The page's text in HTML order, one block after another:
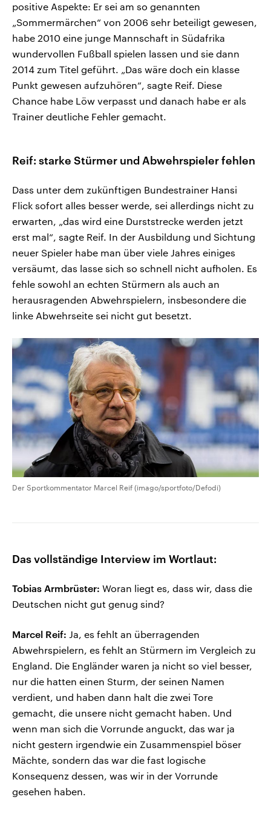
positive Aspekte: Er sei am so genannten
„Sommermärchen“ von 2006 sehr beteiligt gewesen,
habe 2010 eine junge Mannschaft in Südafrika
wundervollen Fußball spielen lassen und sie dann
2014 zum Titel geführt. „Das wäre doch ein klasse
Punkt gewesen aufzuhören“, sagte Reif. Diese
Chance habe Löw verpasst und danach habe er als
Trainer deutliche Fehler gemacht.
Reif: starke Stürmer und Abwehrspieler fehlen
Dass unter dem zukünftigen Bundestrainer Hansi
Flick sofort alles besser werde, sei allerdings nicht zu
erwarten, „das wird eine Durststrecke werden jetzt
erst mal“, sagte Reif. In der Ausbildung und Sichtung
neuer Spieler habe man über viele Jahres einiges
versäumt, das lasse sich so schnell nicht aufholen. Es
fehle sowohl an echten Stürmern als auch an
herausragenden Abwehrspielern, insbesondere die
linke Abwehrseite sei nicht gut besetzt.
Der Sportkommentator Marcel Reif (imago/sportfoto/Defodi)
Das vollständige Interview im Wortlaut:
Tobias Armbrüster: Woran liegt es, dass wir, dass die
Deutschen nicht gut genug sind?
Marcel Reif: Ja, es fehlt an überragenden
Abwehrspielern, es fehlt an Stürmern im Vergleich zu
England. Die Engländer waren ja nicht so viel besser,
nur die hatten einen Sturm, der seinen Namen
verdient, und haben dann halt die zwei Tore
gemacht, die unsere nicht gemacht haben. Und
wenn man sich die Vorrunde anguckt, das war ja
nicht gestern irgendwie ein Zusammenspiel böser
Mächte, sondern das war die fast logische
Konsequenz dessen, was wir in der Vorrunde
gesehen haben.